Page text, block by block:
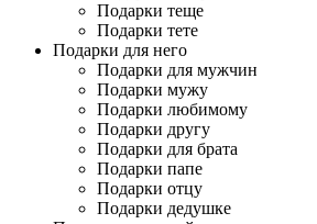
Подарки теще
Подарки тете
Подарки для него
Подарки для мужчин
Подарки мужу
Подарки любимому
Подарки другу
Подарки для брата
Подарки папе
Подарки отцу
Подарки дедушке